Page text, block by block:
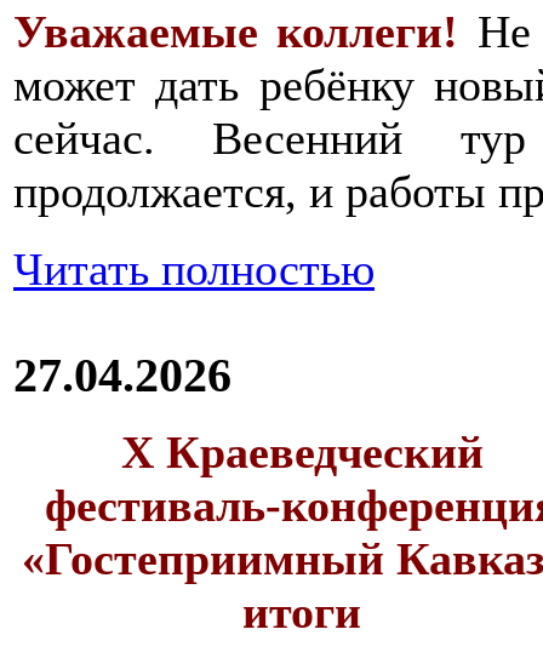
Уважаемые коллеги! Не
может дать ребёнку
сейчас. Весенний
продолжается, и работы
Читать полностью
27.04.2026
X Краеведческий
фестиваль-
«Гостеприимный
итоги